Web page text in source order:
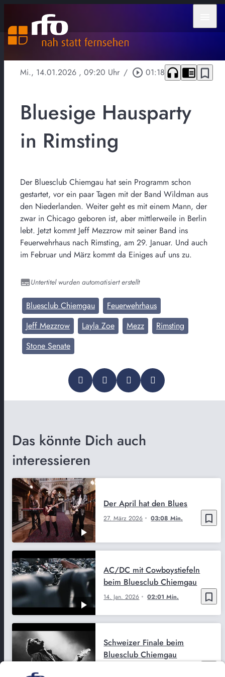
Mi., 14.01.2026 , 09:20 Uhr / play_circle_outline 01:18 headphones chrome_reader_mode bookmark_border
Bluesige Hausparty
in Rimsting
Der Bluesclub Chiemgau hat sein Programm schon
gestartet, vor ein paar Tagen mit der Band Wildman aus
den Niederlanden. Weiter geht es mit einem Mann, der
zwar in Chicago geboren ist, aber mittlerweile in Berlin
lebt. Jetzt kommt Jeff Mezzrow mit seiner Band ins
Feuerwehrhaus nach Rimsting, am 29. Januar. Und auch
im Februar und März kommt da Einiges auf uns zu.
Untertitel wurden automatisiert erstellt
Bluesclub Chiemgau
Feuerwehrhaus
Jeff Mezzrow
Layla Zoe Mezz
Rimsting
Stone Senate
Das könnte Dich auch
interessieren
bookmark_border
27. März 2026 03:08 Min.
Der April hat den Blues
bookmark_border
14. Jan. 2026 02:01 Min.
AC/DC mit Cowboystiefeln
beim Bluesclub Chiemgau
Schweizer Finale beim
Bluesclub Chiemgau